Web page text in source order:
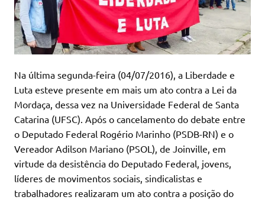
Na última segunda-feira (04/07/2016), a Liberdade e
Luta esteve presente em mais um ato contra a Lei da
Mordaça, dessa vez na Universidade Federal de Santa
Catarina (UFSC). Após o cancelamento do debate entre
o Deputado Federal Rogério Marinho (PSDB-RN) e o
Vereador Adilson Mariano (PSOL), de Joinville, em
virtude da desistência do Deputado Federal, jovens,
líderes de movimentos sociais, sindicalistas e
trabalhadores realizaram um ato contra a posição do